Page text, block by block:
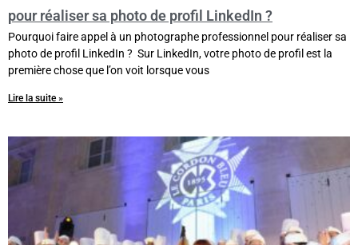
pour réaliser sa photo de profil LinkedIn ?
Pourquoi faire appel à un photographe professionnel pour réaliser sa
photo de profil LinkedIn ? Sur LinkedIn, votre photo de profil est la
première chose que l’on voit lorsque vous
Lire la suite »